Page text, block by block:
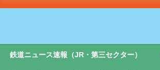
鉄道ニュース速報（JR・第三セクター）